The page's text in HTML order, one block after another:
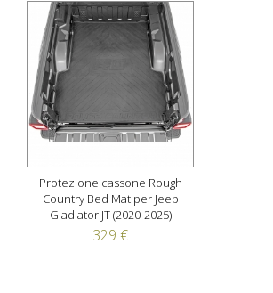
Protezione cassone Rough
Country Bed Mat per Jeep
Gladiator JT (2020-2025)
329 €